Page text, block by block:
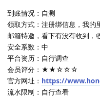
到账情况：自测
领取方式：注册绑信息，我的
邮箱特邀，看下有没有收到，
安全系数：中
平台资历：自行调查
会员评分：★★☆☆☆
官方网址： https://
流水限制：自行查看